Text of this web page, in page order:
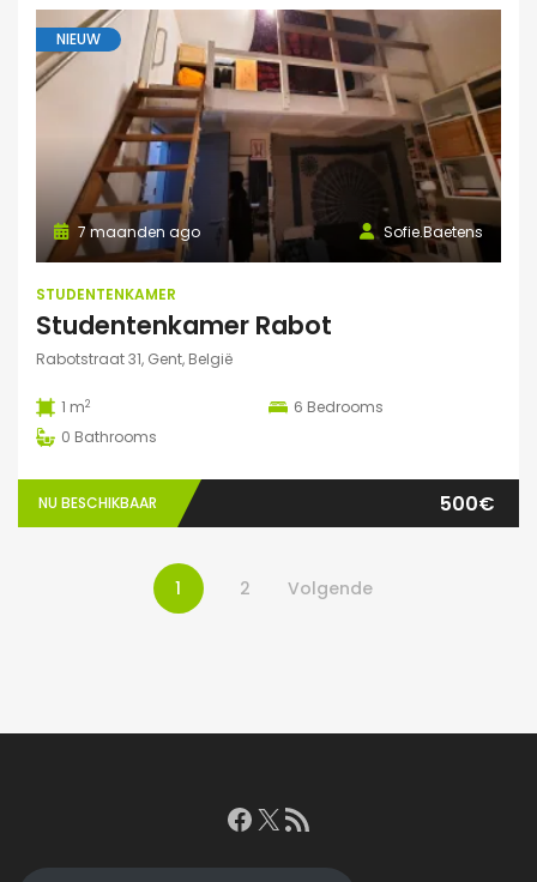
NIEUW
Sofie.Baetens
7 maanden ago
STUDENTENKAMER
Studentenkamer Rabot
Rabotstraat 31, Gent, België
1 m2 6 Bedrooms
0 Bathrooms
NU BESCHIKBAAR 500€
1 2 Volgende
Facebook
X RSS feed